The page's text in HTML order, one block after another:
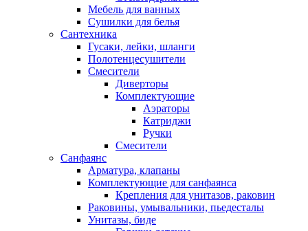
Мебель для ванных
Сушилки для белья
Сантехника
Гусаки, лейки, шланги
Полотенцесушители
Смесители
Диверторы
Комплектующие
Аэраторы
Катриджи
Ручки
Смесители
Санфаянс
Арматура, клапаны
Комплектующие для санфаянса
Крепления для унитазов, раковин
Раковины, умывальники, пьедесталы
Унитазы, биде